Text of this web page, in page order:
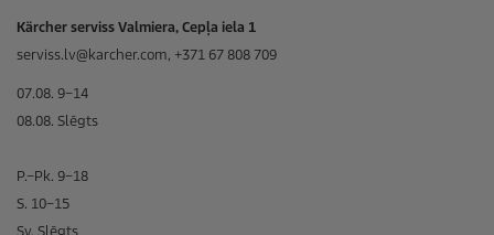
Kärcher serviss Valmiera, Cepļa iela 1
serviss.lv@karcher.com, +371 67 808 709
07.08. 9–14
08.08. Slēgts
P.–Pk. 9–18
S. 10–15
Sv. Slēgts